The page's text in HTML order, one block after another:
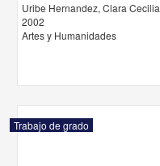
Uribe Hernandez, Clara Cecilia
2002
Artes y Humanidades
Trabajo de grado